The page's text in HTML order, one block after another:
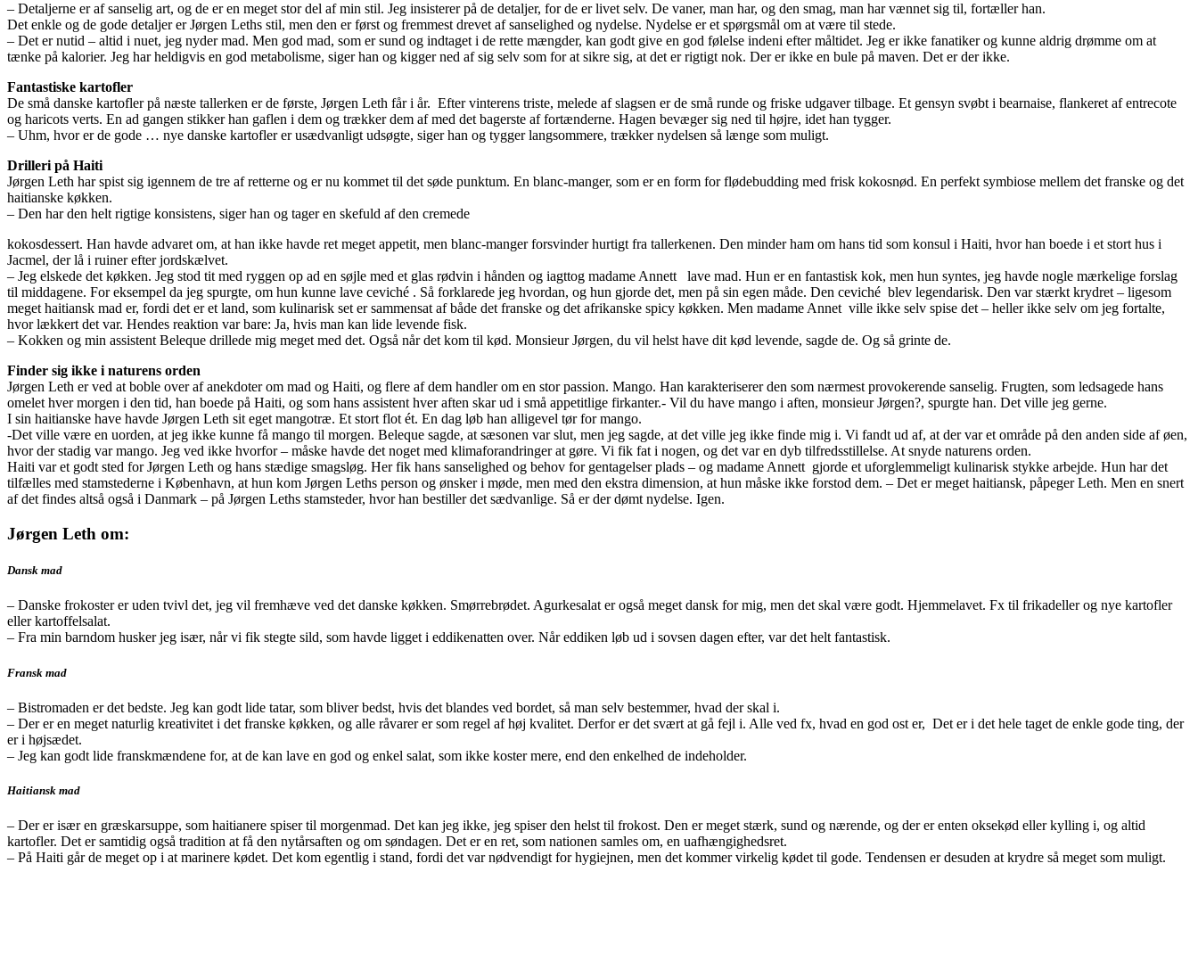
– Detaljerne er af sanselig art, og de er en meget stor del af min stil. Jeg insisterer på de detaljer, for de er livet selv. De vaner, man har, og den smag, man har vænnet sig til, fortæller han.
Det enkle og de gode detaljer er Jørgen Leths stil, men den er først og fremmest drevet af sanselighed og nydelse. Nydelse er et spørgsmål om at være til stede.
– Det er nutid – altid i nuet, jeg nyder mad. Men god mad, som er sund og indtaget i de rette mængder, kan godt give en god følelse indeni efter måltidet. Jeg er ikke fanatiker og kunne aldrig drømme om at
tænke på kalorier. Jeg har heldigvis en god metabolisme, siger han og kigger ned af sig selv som for at sikre sig, at det er rigtigt nok. Der er ikke en bule på maven. Det er der ikke.
Fantastiske kartofler
De små danske kartofler på næste tallerken er de første, Jørgen Leth får i år. Efter vinterens triste, melede af slagsen er de små runde og friske udgaver tilbage. Et gensyn svøbt i bearnaise, flankeret af entrecote
og haricots verts. En ad gangen stikker han gaflen i dem og trækker dem af med det bagerste af fortænderne. Hagen bevæger sig ned til højre, idet han tygger.
– Uhm, hvor er de gode … nye danske kartofler er usædvanligt udsøgte, siger han og tygger langsommere, trækker nydelsen så længe som muligt.
Drilleri på Haiti
Jørgen Leth har spist sig igennem de tre af retterne og er nu kommet til det søde punktum. En blanc-manger, som er en form for flødebudding med frisk kokosnød. En perfekt symbiose mellem det franske og det
haitianske køkken.
– Den har den helt rigtige konsistens, siger han og tager en skefuld af den cremede
kokosdessert. Han havde advaret om, at han ikke havde ret meget appetit, men blanc-manger forsvinder hurtigt fra tallerkenen. Den minder ham om hans tid som konsul i Haiti, hvor han boede i et stort hus i
Jacmel, der lå i ruiner efter jordskælvet.
– Jeg elskede det køkken. Jeg stod tit med ryggen op ad en søjle med et glas rødvin i hånden og iagttog madame Annett lave mad. Hun er en fantastisk kok, men hun syntes, jeg havde nogle mærkelige forslag
til middagene. For eksempel da jeg spurgte, om hun kunne lave ceviché . Så forklarede jeg hvordan, og hun gjorde det, men på sin egen måde. Den ceviché blev legendarisk. Den var stærkt krydret – ligesom
meget haitiansk mad er, fordi det er et land, som kulinarisk set er sammensat af både det franske og det afrikanske spicy køkken. Men madame Annet ville ikke selv spise det – heller ikke selv om jeg fortalte,
hvor lækkert det var. Hendes reaktion var bare: Ja, hvis man kan lide levende fisk.
– Kokken og min assistent Beleque drillede mig meget med det. Også når det kom til kød. Monsieur Jørgen, du vil helst have dit kød levende, sagde de. Og så grinte de.
Finder sig ikke i naturens orden
Jørgen Leth er ved at boble over af anekdoter om mad og Haiti, og flere af dem handler om en stor passion. Mango. Han karakteriserer den som nærmest provokerende sanselig. Frugten, som ledsagede hans
omelet hver morgen i den tid, han boede på Haiti, og som hans assistent hver aften skar ud i små appetitlige firkanter.- Vil du have mango i aften, monsieur Jørgen?, spurgte han. Det ville jeg gerne.
I sin haitianske have havde Jørgen Leth sit eget mangotræ. Et stort flot ét. En dag løb han alligevel tør for mango.
-Det ville være en uorden, at jeg ikke kunne få mango til morgen. Beleque sagde, at sæsonen var slut, men jeg sagde, at det ville jeg ikke finde mig i. Vi fandt ud af, at der var et område på den anden side af øen,
hvor der stadig var mango. Jeg ved ikke hvorfor – måske havde det noget med klimaforandringer at gøre. Vi fik fat i nogen, og det var en dyb tilfredsstillelse. At snyde naturens orden.
Haiti var et godt sted for Jørgen Leth og hans stædige smagsløg. Her fik hans sanselighed og behov for gentagelser plads – og madame Annett gjorde et uforglemmeligt kulinarisk stykke arbejde. Hun har det
tilfælles med stamstederne i København, at hun kom Jørgen Leths person og ønsker i møde, men med den ekstra dimension, at hun måske ikke forstod dem. – Det er meget haitiansk, påpeger Leth. Men en snert
af det findes altså også i Danmark – på Jørgen Leths stamsteder, hvor han bestiller det sædvanlige. Så er der dømt nydelse. Igen.
Jørgen Leth om:
Dansk mad
– Danske frokoster er uden tvivl det, jeg vil fremhæve ved det danske køkken. Smørrebrødet. Agurkesalat er også meget dansk for mig, men det skal være godt. Hjemmelavet. Fx til frikadeller og nye kartofler
eller kartoffelsalat.
– Fra min barndom husker jeg især, når vi fik stegte sild, som havde ligget i eddikenatten over. Når eddiken løb ud i sovsen dagen efter, var det helt fantastisk.
Fransk mad
– Bistromaden er det bedste. Jeg kan godt lide tatar, som bliver bedst, hvis det blandes ved bordet, så man selv bestemmer, hvad der skal i.
– Der er en meget naturlig kreativitet i det franske køkken, og alle råvarer er som regel af høj kvalitet. Derfor er det svært at gå fejl i. Alle ved fx, hvad en god ost er, Det er i det hele taget de enkle gode ting, der
er i højsædet.
– Jeg kan godt lide franskmændene for, at de kan lave en god og enkel salat, som ikke koster mere, end den enkelhed de indeholder.
Haitiansk mad
– Der er især en græskarsuppe, som haitianere spiser til morgenmad. Det kan jeg ikke, jeg spiser den helst til frokost. Den er meget stærk, sund og nærende, og der er enten oksekød eller kylling i, og altid
kartofler. Det er samtidig også tradition at få den nytårsaften og om søndagen. Det er en ret, som nationen samles om, en uafhængighedsret.
– På Haiti går de meget op i at marinere kødet. Det kom egentlig i stand, fordi det var nødvendigt for hygiejnen, men det kommer virkelig kødet til gode. Tendensen er desuden at krydre så meget som muligt.